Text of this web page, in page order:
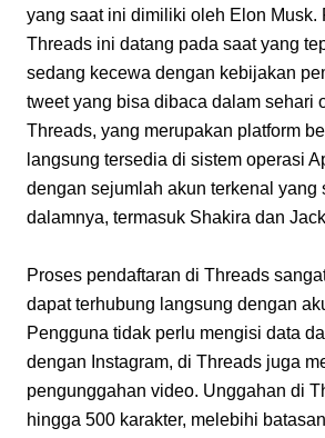
yang saat ini dimiliki oleh Elon Musk.
Threads ini datang pada saat yang
sedang kecewa dengan kebijakan
tweet yang bisa dibaca dalam sehari
Threads, yang merupakan platform
langsung tersedia di sistem operasi
dengan sejumlah akun terkenal yang
dalamnya, termasuk Shakira dan
Proses pendaftaran di Threads
dapat terhubung langsung dengan
Pengguna tidak perlu mengisi data
dengan Instagram, di Threads juga
pengunggahan video. Unggahan di
hingga 500 karakter, melebihi